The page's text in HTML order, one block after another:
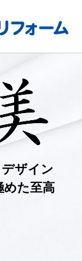
ザイン
めた至高